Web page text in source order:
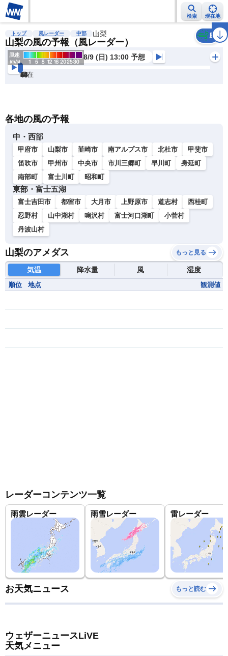
検索 現在地
雨雲レーダー 台風情報 地震情報 2週間天気 ラ
トップ 風レーダー 中部 山梨
山梨の風の予報（風レーダー）
風
8/9 (日) 13:00 予想
現在
6h
12
24
36
48
60
72
各地の風の予報
中・西部
甲府市 山梨市 韮崎市 南アルプス市 北杜市
甲斐市
笛吹市
甲州市 中央市 市川三郷町 早川町
身延町
南部町
富士川町 昭和町
東部・富士五湖
富士吉田市 都留市 大月市 上野原市 道志村
西桂町
忍野村
山中湖村 鳴沢村 富士河口湖町
小菅村
丹波山村
山梨のアメダス もっと見る
気温 降水量 風 湿度
順位 地点 観測値
レーダーコンテンツ一覧
雨雲レーダー 雨雪レーダー 雷レーダー
お天気ニュース もっと読む
ウェザーニュースLiVE
天気メニュー